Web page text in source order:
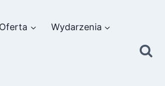
Oferta Wydarzenia